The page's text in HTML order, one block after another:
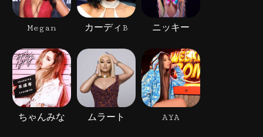
Megan カーディB ニッキー
ちゃんみな ムラート AYA